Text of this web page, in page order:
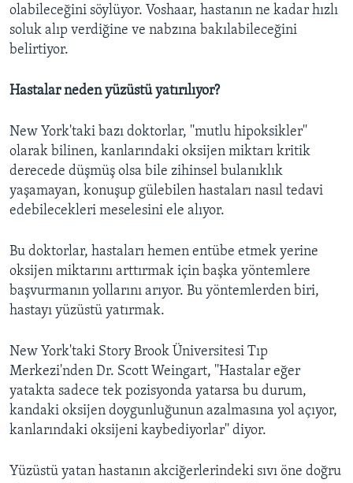
olabileceğini söylüyor. Voshaar, hastanın ne kadar hızlı
soluk alıp verdiğine ve nabzına bakılabileceğini
belirtiyor.
Hastalar neden yüzüstü yatırılıyor?
New York'taki bazı doktorlar, ''mutlu hipoksikler''
olarak bilinen, kanlarındaki oksijen miktarı kritik
derecede düşmüş olsa bile zihinsel bulanıklık
yaşamayan, konuşup gülebilen hastaları nasıl tedavi
edebilecekleri meselesini ele alıyor.
Bu doktorlar, hastaları hemen entübe etmek yerine
oksijen miktarını arttırmak için başka yöntemlere
başvurmanın yollarını arıyor. Bu yöntemlerden biri,
hastayı yüzüstü yatırmak.
New York'taki Story Brook Üniversitesi Tıp
Merkezi'nden Dr. Scott Weingart, ''Hastalar eğer
yatakta sadece tek pozisyonda yatarsa bu durum,
kandaki oksijen doygunluğunun azalmasına yol açıyor,
kanlarındaki oksijeni kaybediyorlar'' diyor.
Yüzüstü yatan hastanın akciğerlerindeki sıvı öne doğru